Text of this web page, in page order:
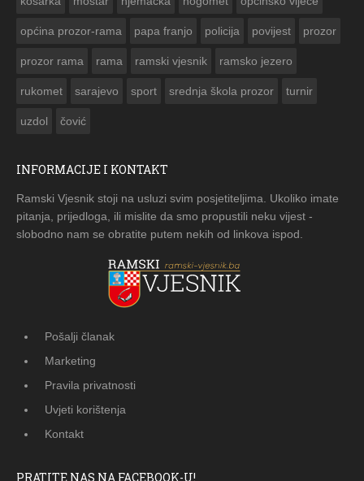
općina prozor-rama papa franjo policija povijest prozor
prozor rama rama ramski vjesnik ramsko jezero
rukomet sarajevo sport srednja škola prozor turnir
uzdol čović
INFORMACIJE I KONTAKT
Ramski Vjesnik stoji na usluzi svim posjetiteljima. Ukoliko imate
pitanja, prijedloga, ili mislite da smo propustili neku vijest -
slobodno nam se obratite putem nekih od linkova ispod.
Pošalji članak
Marketing
Pravila privatnosti
Uvjeti korištenja
Kontakt
PRATITE NAS NA FACEBOOK-U!